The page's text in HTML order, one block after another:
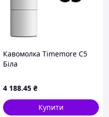
Кавомолка Timemore C5
Біла
4 188.45 ₴
Купити